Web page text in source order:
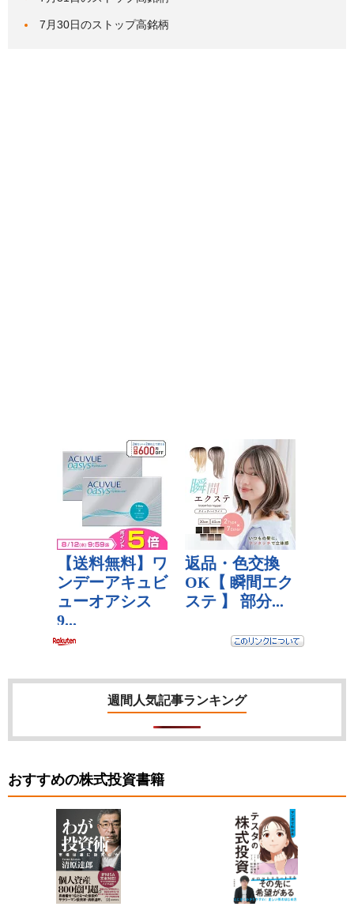
7月30日のストップ高銘柄
週間人気記事ランキング
おすすめの株式投資書籍